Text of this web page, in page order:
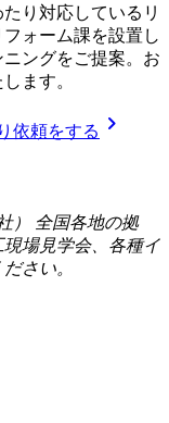
り対応しているリ
ォーム課を設置し
ングをご提案。お
ます。
依頼をする chevron_right
） 全国各地の拠
場見学会、各種イ
さい。